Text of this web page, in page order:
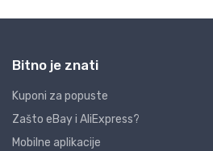
Bitno je znati
Kuponi za popuste
Zašto eBay i AliExpress?
Mobilne aplikacije